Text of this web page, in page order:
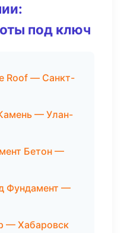
под ключ
Roof — Санкт-
— Улан-
Бетон —
Фундамент —
— Хабаровск